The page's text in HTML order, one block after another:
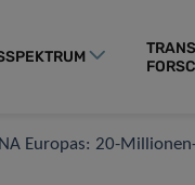
Europas: 20-